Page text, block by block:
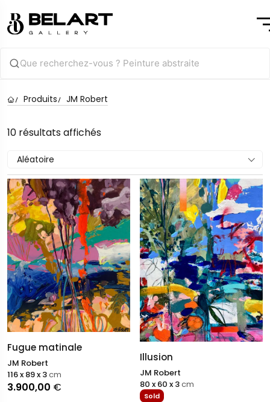
Produits JM Robert
10 résultats affichés
Aléatoire
Fugue matinale
JM Robert
3.900,00 €
116 x 89 x 3cm
Illusion
JM Robert
Sold
80 x 60 x 3cm